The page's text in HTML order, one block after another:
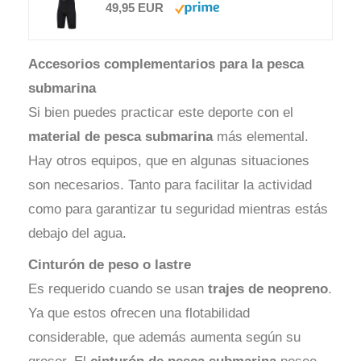
49,95 EUR
Accesorios complementarios para la pesca
submarina
Si bien puedes practicar este deporte con el
material de pesca submarinamás elemental.
Hay otros equipos, que en algunas situaciones
son necesarios. Tanto para facilitar la actividad
como para garantizar tu seguridad mientras estás
debajo del agua.
Cinturón de peso o lastre
Es requerido cuando se usan trajes de neopreno.
Ya que estos ofrecen una flotabilidad
considerable, que además aumenta según su